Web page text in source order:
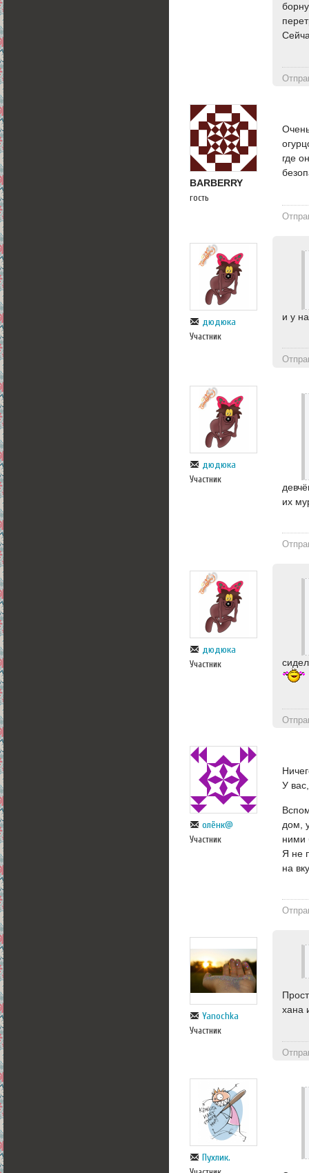
BARBERRY
гость
где
дюдюка
Участник
и у
дюдюка
Участник
их
дюдюка
Участник
олёнк@
Участник
У
дом,
ними
Я не
на
Yanochka
Участник
хана
Пухлик.